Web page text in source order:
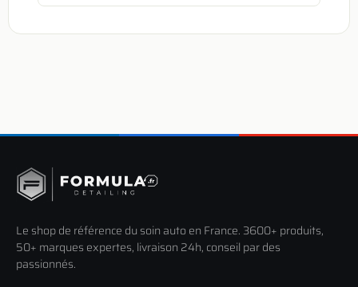
Le shop de référence du soin auto en France. 3600+ produits,
50+ marques expertes, livraison 24h, conseil par des
passionnés.